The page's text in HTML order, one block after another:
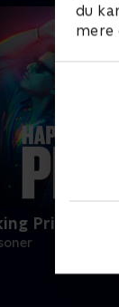
du
mere
Pride